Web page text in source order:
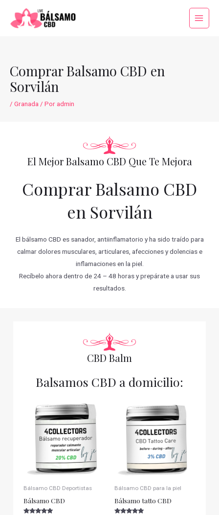
contenido
Main
Comprar Balsamo CBD en
Sorvilán
/ Granada / Poradmin
El Mejor Balsamo CBD Que Te Mejora
Comprar Balsamo CBD
en Sorvilán
El bálsamo CBD es sanador, antiinflamatorio y ha sido traído para
calmar dolores musculares, articulares, afecciones y dolencias e
inflamaciones en la piel.
Recíbelo ahora dentro de 24 – 48 horas y prepárate a usar sus
resultados.
CBD Balm
Balsamos CBD a domicilio:
Bálsamo CBD Deportistas
Bálsamo CBD
Bálsamo CBD para la piel
Bálsamo tatto CBD